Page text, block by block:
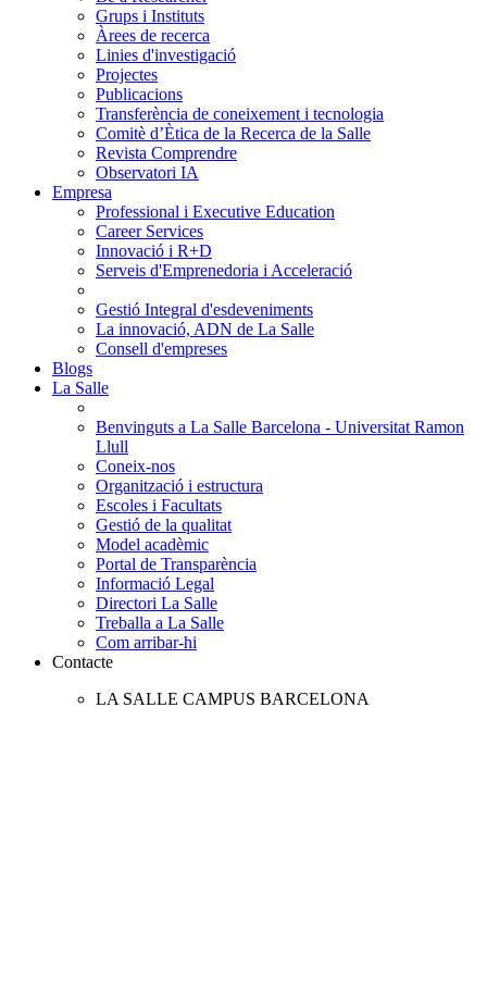
Grups i Instituts
Àrees de recerca
Linies d'investigació
Projectes
Publicacions
Transferència de coneixement i tecnologia
Comitè d’Ètica de la Recerca de la Salle
Revista Comprendre
Observatori IA
Empresa
Professional i Executive Education
Career Services
Innovació i R+D
Serveis d'Emprenedoria i Acceleració
Gestió Integral d'esdeveniments
La innovació, ADN de La Salle
Consell d'empreses
Blogs
La Salle
Benvinguts a La Salle Barcelona - Universitat Ramon
Llull
Coneix-nos
Organització i estructura
Escoles i Facultats
Gestió de la qualitat
Model acadèmic
Portal de Transparència
Informació Legal
Directori La Salle
Treballa a La Salle
Com arribar-hi
Contacte
LA SALLE CAMPUS BARCELONA